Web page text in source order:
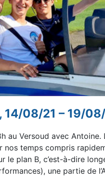
14/08/21 – 19/
au Versoud avec Antoine.
nos temps compris
le plan B, c’est-à-dire
une partie de